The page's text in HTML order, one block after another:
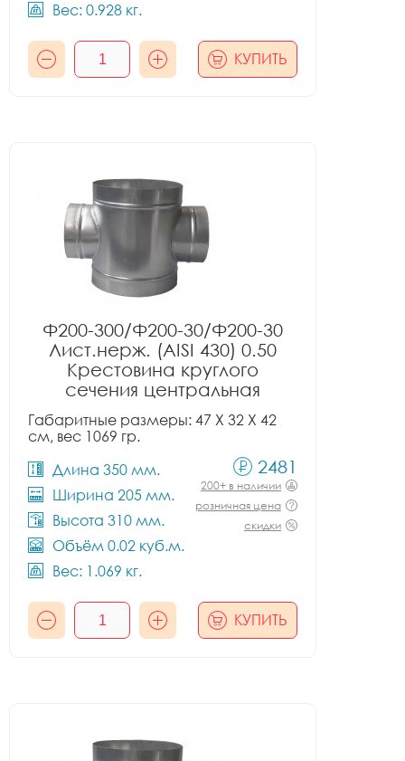
Вес: 0.928 кг.
КУПИТЬ
Ф200-300/Ф200-30/Ф200-30
Лист.нерж. (AISI 430) 0.50
Крестовина круглого
сечения центральная
Габаритные размеры: 47 X 32 X 42
см, вес 1069 гр.
Длина 350 мм.
Ширина 205 мм.
Высота 310 мм.
Объём 0.02 куб.м.
Вес: 1.069 кг.
2481
200+ в наличии
розничная цена
скидки
КУПИТЬ